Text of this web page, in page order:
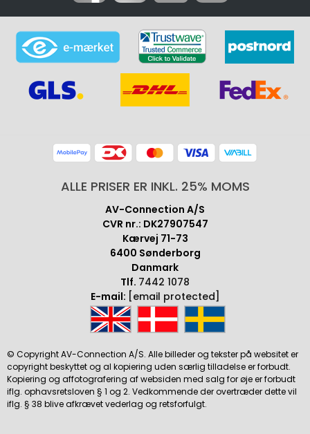
ALLE PRISER ER INKL. 25% MOMS
AV-Connection A/S
CVR nr.: DK27907547
Kærvej 71-73
6400 Sønderborg
Danmark
Tlf. 7442 1078
E-mail: [email protected]
© Copyright AV-Connection A/S. Alle billeder og tekster på websitet er
copyright beskyttet og al kopiering uden særlig tilladelse er forbudt.
Kopiering og affotografering af websiden med salg for øje er forbudt
iflg. ophavsretsloven § 1 og 2. Vedkommende der overtræder dette vil
iflg. § 38 blive afkrævet vederlag og retsforfulgt.